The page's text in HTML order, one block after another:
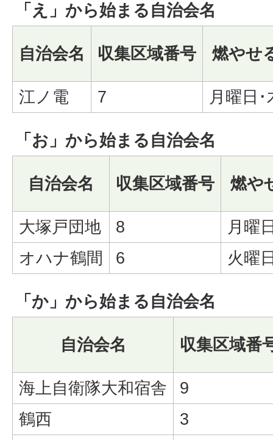
「え」から始まる自治会名
自治会名 収集区域番号 燃やせ
江ノ電 7 月曜日･
「お」から始まる自治会名
自治会名 収集区域番号 燃や
大塚戸団地 8
月曜
オハナ鶴間
6 火曜
「か」から始まる自治会名
自治会名 収集区域番
海上自衛隊大和宿舎
9
鶴西
3